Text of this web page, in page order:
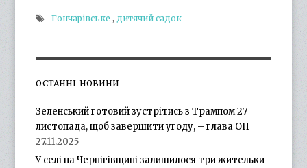
Гончарівське , дитячий садок
ОСТАННІ НОВИНИ
Зеленський готовий зустрітись з Трампом 27
листопада, щоб завершити угоду, – глава ОП
27.11.2025
У селі на Чернігівщині залишилося три жительки